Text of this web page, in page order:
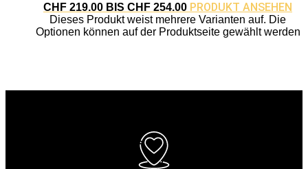
CHF 219.00 BIS CHF 254.00 PRODUKT ANSEHEN
Dieses Produkt weist mehrere Varianten auf. Die
Optionen können auf der Produktseite gewählt werden